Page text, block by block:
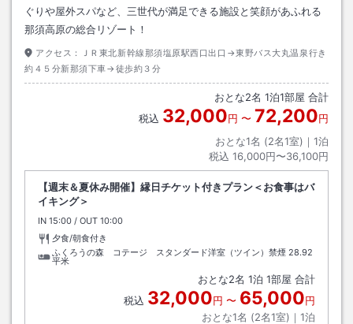
ぐりや屋外スパなど、三世代が満足できる施設と笑顔があふれる
那須高原の総合リゾート！
アクセス：
ＪＲ東北新幹線那須塩原駅西口出口→東野バス大丸温泉行き
約４５分新那須下車→徒歩約３分
おとな2名 1泊1部屋 合計
税込 32,000円 〜 72,200円
おとな1名 (2名1室)｜ 1泊
税込 16,000円〜36,100円
【週末＆夏休み開催】縁日チケット付きプラン＜お食事はバ
イキング＞
IN チェックイン
15:00 / OUT チェックアウト
10:00
夕食/朝食付き
ふくろうの森 コテージ スタンダード洋室（ツイン）禁煙 28.92
平米
おとな2名 1泊 1部屋 合計
税込 32,000円 〜 65,000円
おとな1名 (2名1室)｜ 1泊